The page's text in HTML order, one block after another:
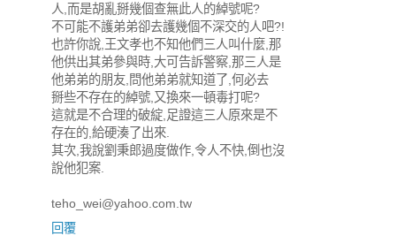
人,而是胡亂掰幾個查無此人的綽號呢?
不可能不護弟弟卻去護幾個不深交的人吧?!
也許你說,王文孝也不知他們三人叫什麼,那
他供出其弟參與時,大可告訴警察,那三人是
他弟弟的朋友,問他弟弟就知道了,何必去
掰些不存在的綽號,又換來一頓毒打呢?
這就是不合理的破綻,足證這三人原來是不
存在的,給硬湊了出來.
其次,我說劉秉郎過度做作,令人不快,倒也沒
說他犯案.
teho_wei@yahoo.com.tw
回覆